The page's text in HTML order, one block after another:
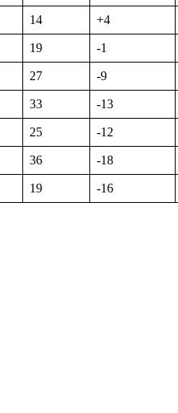
14 +4
19 -1
27 -9
33 -13
25 -12
36 -18
19 -16